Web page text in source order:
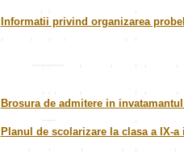
Informatii privind organizarea
Brosura de admitere in
Planul de scolarizare la clasa a IX-